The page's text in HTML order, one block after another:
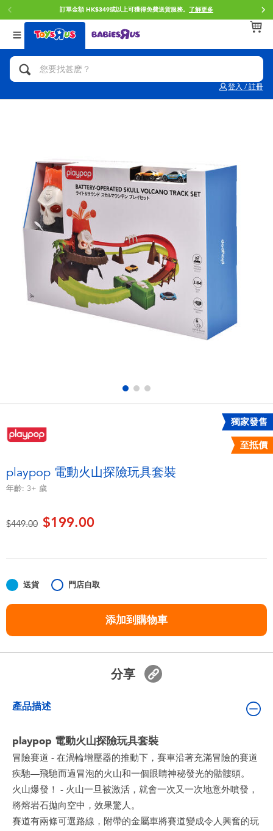
訂單金額 HK$349或以上可獲得免費送貨服務。 了解更多
登入 / 註冊
返回
分類目錄
人氣英雄,角色扮演,射擊玩具
玩具車,貨車,火車及遙控系列
手工藝,文具,蠟筆,泥膠,畫板
娃娃, 芭比,收藏公仔
電子玩具
遊戲及拼圖系列
毛毛公仔玩具
夏日用品
任天堂 Switch
返回
品牌
Brunch Brother 早午餐兄弟
Mini Brands
Play-Doh培樂多
Pokemon寶可夢
playpop
LEGO樂高
返回
年齢
0~2歳
8~11歳
12~14歳
14歳以上
獨家發售
至抵價
playpop 電動火山探險玩具套裝
年齡: 3+ 歲
價格從
$449.00至$199.00
送貨 門店自取
添加到購物車
分享
產品描述
playpop 電動火山探險玩具套裝
冒險賽道 - 在渦輪增壓器的推動下，賽車沿著充滿冒險的賽道
疾馳—飛馳而過冒泡的火山和一個眼睛神秘發光的骷髏頭。
火山爆發！ - 火山一旦被激活，就會一次又一次地意外噴發，
將熔岩石拋向空中，效果驚人。
賽道有兩條可選路線，附帶的金屬車將賽道變成令人興奮的玩